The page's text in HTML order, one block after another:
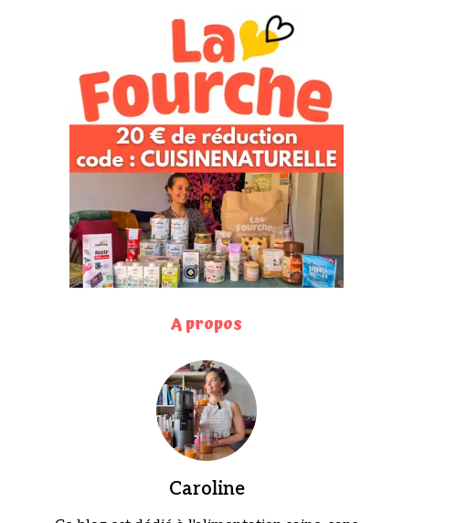
A propos
Caroline